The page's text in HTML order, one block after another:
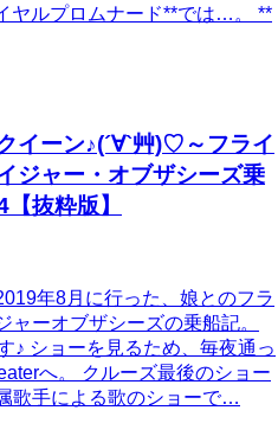
ヤルプロムナード**では…。 **
イーン♪(´∀`艸)♡～フライ
ジャー・オブザシーズ乗
抜粋版】
年8月に行った、娘とのフラ
ーオブザシーズの乗船記。
♪ ショーを見るため、毎夜通っ
へ。 クルーズ最後のショー
歌手による歌のショーで…